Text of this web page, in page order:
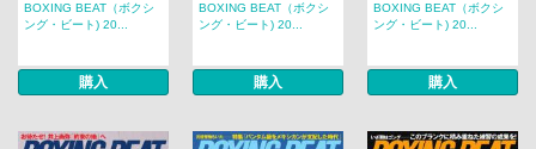
BOXING BEAT（ボクシ
ング・ビート) 20...
購入
BOXING BEAT（ボクシ
ング・ビート) 20...
購入
BOXING BEAT（ボクシ
ング・ビート) 20...
購入